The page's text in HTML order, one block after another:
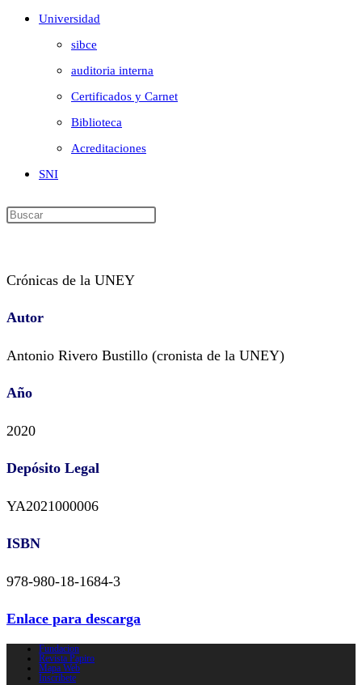
Universidad
sibce
auditoria interna
Certificados y Carnet
Biblioteca
Acreditaciones
SNI
Crónicas de la UNEY
Autor
Antonio Rivero Bustillo (cronista de la UNEY)
Año
2020
Depósito Legal
YA2021000006
ISBN
978-980-18-1684-3
Enlace para descarga
Fundacion
Revista Papiro
Mapa Web
Inscribete